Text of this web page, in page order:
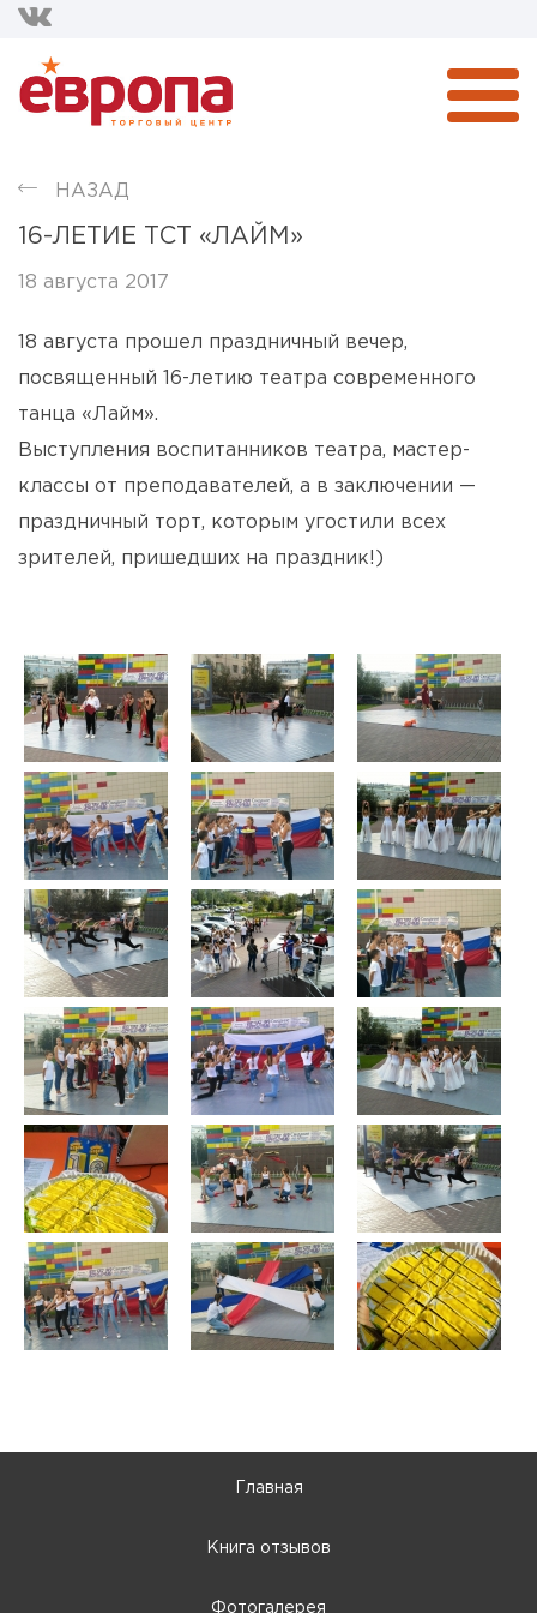
НАЗАД
16-ЛЕТИЕ ТСТ «ЛАЙМ»
18 августа 2017
18 августа прошел праздничный вечер,
посвященный 16-летию театра современного
танца «Лайм».
Выступления воспитанников театра, мастер-
классы от преподавателей, а в заключении —
праздничный торт, которым угостили всех
зрителей, пришедших на праздник!)
Главная
Книга отзывов
Фотогалерея